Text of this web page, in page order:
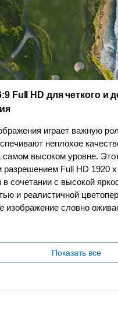
Full HD для четкого и
играет важную
неплохое
самом высоком уровне.
Full HD 1920 x
в сочетании с высокой
и реалистичной
изображение словно
Показать все